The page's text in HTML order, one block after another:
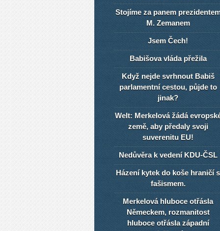
Stojíme za panem
M. Zemanem
Jsem Čech!
Babišova vláda přežila
Když nejde svrhnout Babiš
parlamentní cestou, půjde to
jinak?
Welt: Merkelová žádá
země, aby předaly svoji
suverenitu EU!
Nedůvěra k vedení KDU-ČSL
Házení kytek do koše hraničí s
fašismem.
Merkelová hluboce otřásla
Německem, rozmanitost
hluboce otřásla západní